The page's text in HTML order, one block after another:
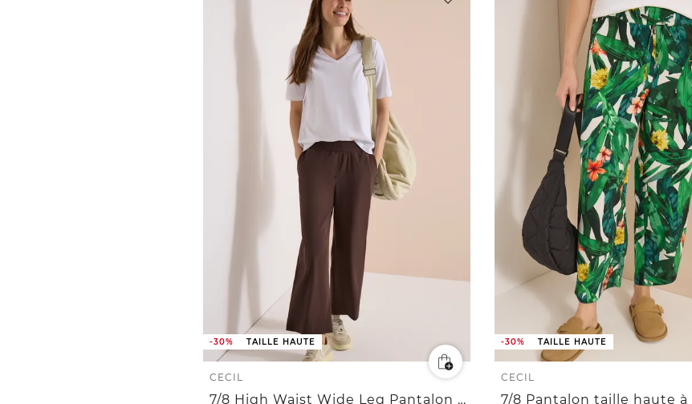
-30% TAILLE HAUTE
CECIL
7/8 High Waist Wide Leg Pantalon Loose Fit
-30% TAILLE HAUTE
CECIL